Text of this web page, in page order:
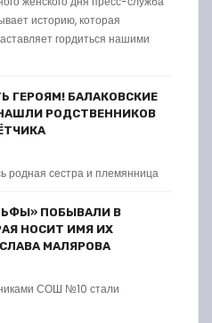
историю, которая
гордиться нашими
ГЕРОЯМ! БАЛАКОВСКИЕ
РОДСТВЕННИКОВ
родная сестра и племянница
ПОБЫВАЛИ В
НОСИТ ИМЯ ИХ
МАЛЯРОВА
СОШ №10 стали